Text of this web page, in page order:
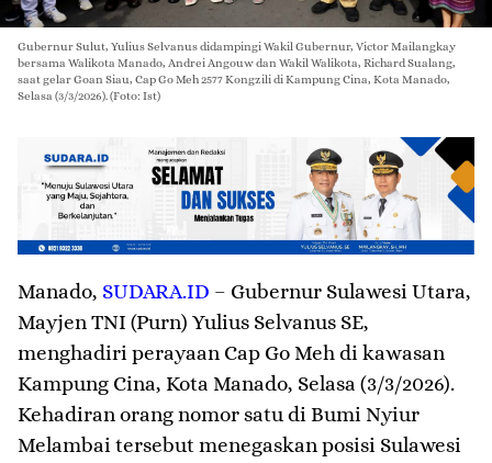
Gubernur Sulut, Yulius Selvanus didampingi Wakil Gubernur, Victor Mailangkay
bersama Walikota Manado, Andrei Angouw dan Wakil Walikota, Richard Sualang,
saat gelar Goan Siau, Cap Go Meh 2577 Kongzili di Kampung Cina, Kota Manado,
Selasa (3/3/2026). (Foto: Ist)
Manado, SUDARA.ID – Gubernur Sulawesi Utara,
Mayjen TNI (Purn) Yulius Selvanus SE,
menghadiri perayaan Cap Go Meh di kawasan
Kampung Cina, Kota Manado, Selasa (3/3/2026).
Kehadiran orang nomor satu di Bumi Nyiur
Melambai tersebut menegaskan posisi Sulawesi